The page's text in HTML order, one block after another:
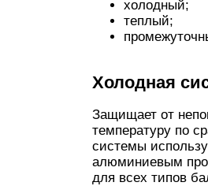
холодный;
теплый;
Холодная
Защищает от
температуру по
системы
алюминиевым
для всех типов